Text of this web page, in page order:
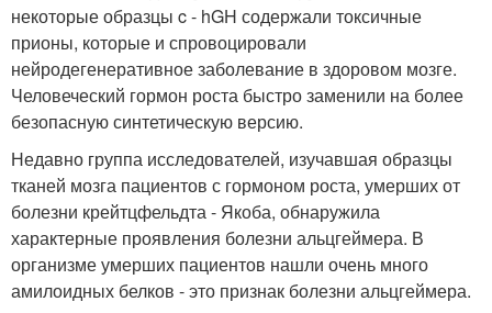
некоторые образцы c - hGH содержали токсичные
прионы, которые и спровоцировали
нейродегенеративное заболевание в здоровом мозге.
Человеческий гормон роста быстро заменили на более
безопасную синтетическую версию.
Недавно группа исследователей, изучавшая образцы
тканей мозга пациентов с гормоном роста, умерших от
болезни крейтцфельдта - Якоба, обнаружила
характерные проявления болезни альцгеймера. В
организме умерших пациентов нашли очень много
амилоидных белков - это признак болезни альцгеймера.